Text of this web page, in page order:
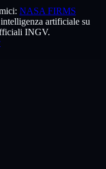
NASA FIRMS
artificiale su
INGV.